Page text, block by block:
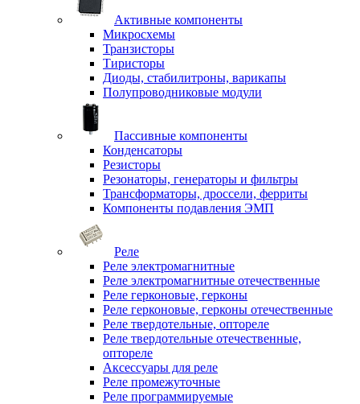
Активные компоненты
Микросхемы
Транзисторы
Тиристоры
Диоды, стабилитроны, варикапы
Полупроводниковые модули
Пассивные компоненты
Конденсаторы
Резисторы
Резонаторы, генераторы и фильтры
Трансформаторы, дроссели, ферриты
Компоненты подавления ЭМП
Реле
Реле электромагнитные
Реле электромагнитные отечественные
Реле герконовые, герконы
Реле герконовые, герконы отечественные
Реле твердотельные, оптореле
Реле твердотельные отечественные,
оптореле
Аксессуары для реле
Реле промежуточные
Реле программируемые